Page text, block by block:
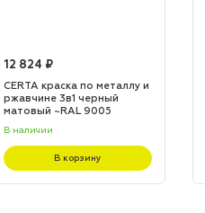
12 824 ₽
CERTA краска по металлу и
ржавчине 3в1 черный
матовый ~RAL 9005
В наличии
В корзину